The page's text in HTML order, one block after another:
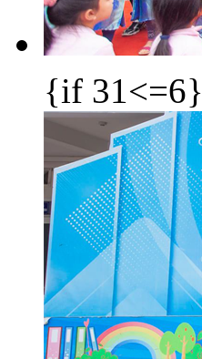
{if 31<=6}